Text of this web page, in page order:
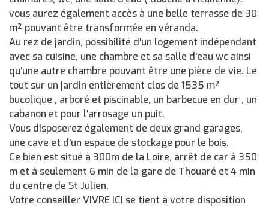
vous aurez également accès à une belle terrasse de 30
m² pouvant être transformée en véranda.
Au rez de jardin, possibilité d'un logement indépendant
avec sa cuisine, une chambre et sa salle d'eau wc ainsi
qu'une autre chambre pouvant être une pièce de vie. Le
tout sur un jardin entièrement clos de 1535 m²
bucolique , arboré et piscinable, un barbecue en dur , un
cabanon et pour l'arrosage un puit.
Vous disposerez également de deux grand garages,
une cave et d'un espace de stockage pour le bois.
Ce bien est situé à 300m de la Loire, arrêt de car à 350
m et à seulement 6 min de la gare de Thouaré et 4 min
du centre de St Julien.
Votre conseiller VIVRE ICI se tient à votre disposition